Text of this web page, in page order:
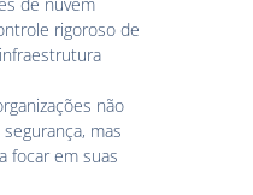
de nuvem
rigoroso de
não
mas
focar em suas